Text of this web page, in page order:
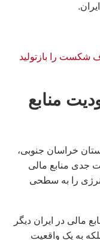
شکست را بازتولید
منابع
خراسان جنوبی،
جدی منابع مالی
را به سطحی
مالی در ایران دیگر
به یک واقعیت